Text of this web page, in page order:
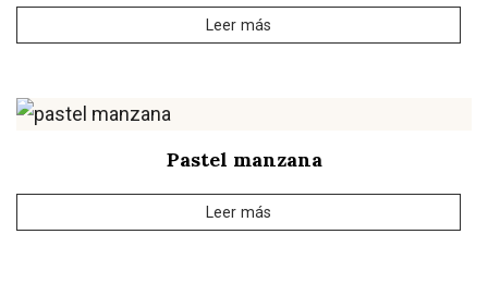
Leer más
Pastel manzana
Leer más